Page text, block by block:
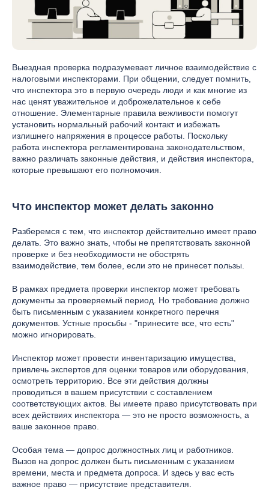
Выездная проверка подразумевает личное взаимодействие с
налоговыми инспекторами. При общении, следует помнить,
что инспектора это в первую очередь люди и как многие из
нас ценят уважительное и доброжелательное к себе
отношение. Элементарные правила вежливости помогут
установить нормальный рабочий контакт и избежать
излишнего напряжения в процессе работы. Поскольку
работа инспектора регламентирована законодательством,
важно различать законные действия, и действия инспектора,
которые превышают его полномочия.
Что инспектор может делать законно
Разберемся с тем, что инспектор действительно имеет право
делать. Это важно знать, чтобы не препятствовать законной
проверке и без необходимости не обострять
взаимодействие, тем более, если это не принесет пользы.
В рамках предмета проверки инспектор может требовать
документы за проверяемый период. Но требование должно
быть письменным с указанием конкретного перечня
документов. Устные просьбы - "принесите все, что есть"
можно игнорировать.
Инспектор может провести инвентаризацию имущества,
привлечь экспертов для оценки товаров или оборудования,
осмотреть территорию. Все эти действия должны
проводиться в вашем присутствии с составлением
соответствующих актов. Вы имеете право присутствовать при
всех действиях инспектора — это не просто возможность, а
ваше законное право.
Особая тема — допрос должностных лиц и работников.
Вызов на допрос должен быть письменным с указанием
времени, места и предмета допроса. И здесь у вас есть
важное право — присутствие представителя.